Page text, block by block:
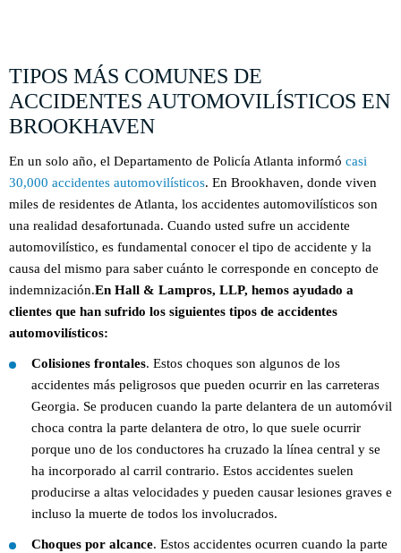
TIPOS MÁS COMUNES DE
ACCIDENTES AUTOMOVILÍSTICOS EN
BROOKHAVEN
En un solo año, el Departamento de Policía Atlanta informó casi
30,000 accidentes automovilísticos. En Brookhaven, donde viven
miles de residentes de Atlanta, los accidentes automovilísticos son
una realidad desafortunada. Cuando usted sufre un accidente
automovilístico, es fundamental conocer el tipo de accidente y la
causa del mismo para saber cuánto le corresponde en concepto de
indemnización.En Hall & Lampros, LLP, hemos ayudado a
clientes que han sufrido los siguientes tipos de accidentes
automovilísticos:
Colisiones frontales. Estos choques son algunos de los
accidentes más peligrosos que pueden ocurrir en las carreteras
Georgia. Se producen cuando la parte delantera de un automóvil
choca contra la parte delantera de otro, lo que suele ocurrir
porque uno de los conductores ha cruzado la línea central y se
ha incorporado al carril contrario. Estos accidentes suelen
producirse a altas velocidades y pueden causar lesiones graves e
incluso la muerte de todos los involucrados.
Choques por alcance. Estos accidentes ocurren cuando la parte